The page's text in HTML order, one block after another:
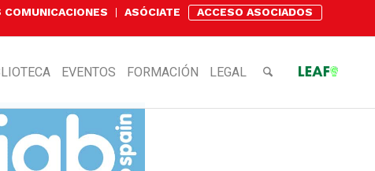
ASÓCIATE
ACCESO ASOCIADOS
EVENTOS FORMACIÓN LEGAL